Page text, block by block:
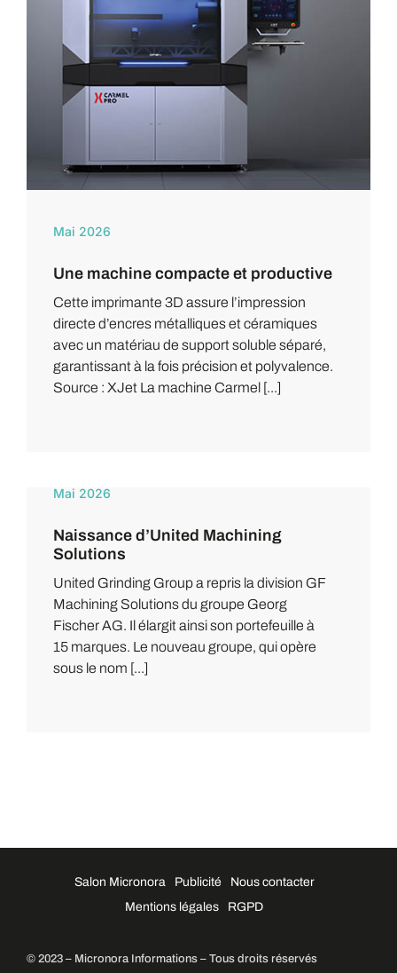
Mai 2026
Une machine compacte et productive
Cette imprimante 3D assure l’impression
directe d’encres métalliques et céramiques
avec un matériau de support soluble séparé,
garantissant à la fois précision et polyvalence.
Source : XJet La machine Carmel [...]
Mai 2026
Naissance d’United Machining
Solutions
United Grinding Group a repris la division GF
Machining Solutions du groupe Georg
Fischer AG. Il élargit ainsi son portefeuille à
15 marques. Le nouveau groupe, qui opère
sous le nom [...]
Salon Micronora Publicité
Nous contacter
Mentions légales
RGPD
© 2023 – Micronora Informations – Tous droits réservés